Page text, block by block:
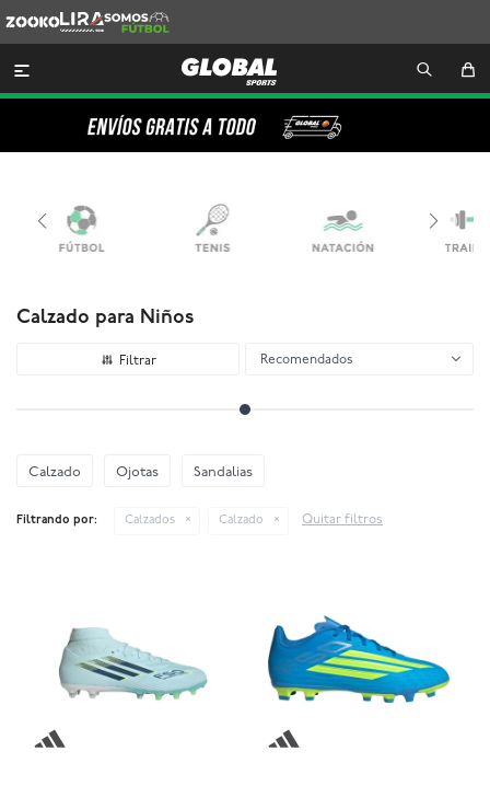
Lira
Somos
Futbol

Calzado para Niños
Recomendados
Calzado Ojotas Sandalias
Filtrando por: Calzados Calzado Quitar filtros